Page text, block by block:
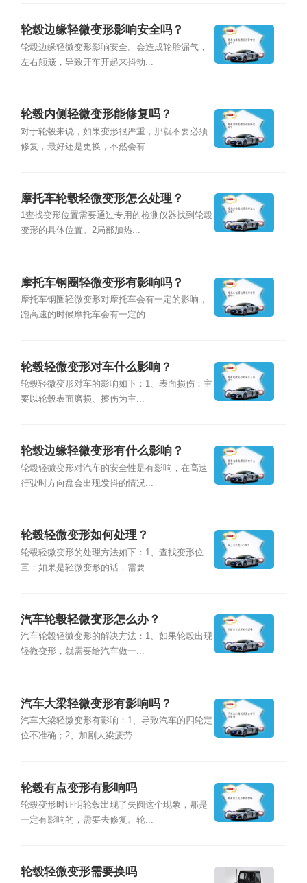
轮毂边缘轻微变形影响安全吗？
轮毂边缘轻微变形影响安全。会造成轮胎漏气，
左右颠簸，导致开车开起来抖动...
轮毂内侧轻微变形能修复吗？
对于轮毂来说，如果变形很严重，那就不要必须
修复，最好还是更换，不然会有...
摩托车轮毂轻微变形怎么处理？
1查找变形位置需要通过专用的检测仪器找到轮毂
变形的具体位置。2局部加热...
摩托车钢圈轻微变形有影响吗？
摩托车钢圈轻微变形对摩托车会有一定的影响，
跑高速的时候摩托车会有一定的...
轮毂轻微变形对车什么影响？
轮毂轻微变形对车的影响如下：1、表面损伤：主
要以轮毂表面磨损、擦伤为主...
轮毂边缘轻微变形有什么影响？
轮毂轻微变形对汽车的安全性是有影响，在高速
行驶时方向盘会出现发抖的情况...
轮毂轻微变形如何处理？
轮毂轻微变形的处理方法如下：1、查找变形位
置：如果是轻微变形的话，需要...
汽车轮毂轻微变形怎么办？
汽车轮毂轻微变形的解决方法：1、如果轮毂出现
轻微变形，就需要给汽车做一...
汽车大梁轻微变形有影响吗？
汽车大梁轻微变形有影响：1、导致汽车的四轮定
位不准确；2、加剧大梁疲劳...
轮毂有点变形有影响吗
轮毂变形时证明轮毂出现了失圆这个现象，那是
一定有影响的，需要去修复。轮...
轮毂轻微变形需要换吗